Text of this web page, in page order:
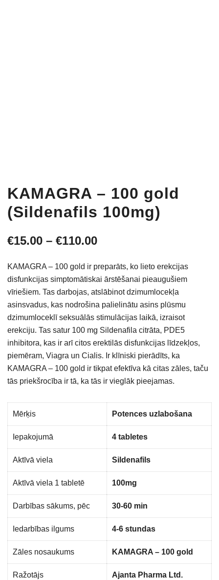
KAMAGRA – 100 gold
(Sildenafils 100mg)
€15.00 – €110.00Price
€15.00
through
€110.00
KAMAGRA – 100 gold ir preparāts, ko lieto erekcijas
disfunkcijas simptomātiskai ārstēšanai pieaugušiem
vīriešiem. Tas darbojas, atslābinot dzimumlocekļa
asinsvadus, kas nodrošina palielinātu asins plūsmu
dzimumloceklī seksuālās stimulācijas laikā, izraisot
erekciju. Tas satur 100 mg Sildenafila citrāta, PDE5
inhibitora, kas ir arī citos erektilās disfunkcijas līdzekļos,
piemēram, Viagra un Cialis. Ir klīniski pierādīts, ka
KAMAGRA – 100 gold ir tikpat efektīva kā citas zāles, taču
tās priekšrocība ir tā, ka tās ir vieglāk pieejamas.
Mērķis Potences uzlabošana
Iepakojumā 4 tabletes
Aktīvā viela Sildenafils
Aktīvā viela 1 tabletē 100mg
Darbības sākums, pēc 30-60 min
Iedarbības ilgums 4-6 stundas
Zāles nosaukums KAMAGRA – 100 gold
Ražotājs Ajanta Pharma Ltd.